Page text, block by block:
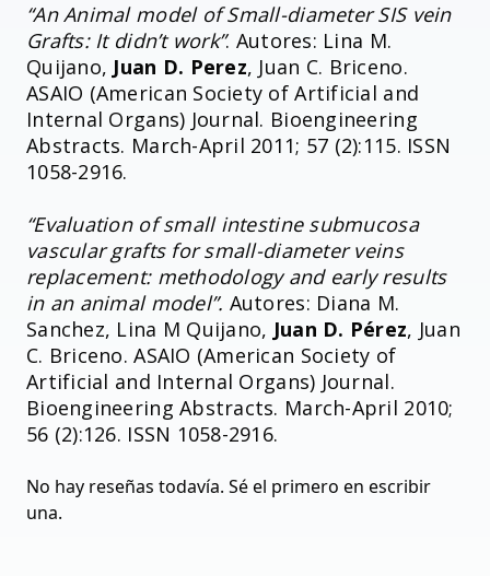
“An Animal model of Small-diameter SIS vein
Grafts: It didn’t work”. Autores: Lina M.
Quijano, Juan D. Perez, Juan C. Briceno.
ASAIO (American Society of Artificial and
Internal Organs) Journal. Bioengineering
Abstracts. March-April 2011; 57 (2):115. ISSN
1058-2916.
“Evaluation of small intestine submucosa
vascular grafts for small-diameter veins
replacement: methodology and early results
in an animal model”. Autores: Diana M.
Sanchez, Lina M Quijano, Juan D. Pérez, Juan
C. Briceno. ASAIO (American Society of
Artificial and Internal Organs) Journal.
Bioengineering Abstracts. March-April 2010;
56 (2):126. ISSN 1058-2916.
No hay reseñas todavía. Sé el primero en escribir
una.